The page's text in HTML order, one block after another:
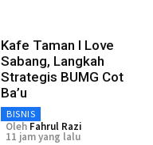
Kafe Taman I Love
Sabang, Langkah
Strategis BUMG Cot
Ba’u
BISNIS
Oleh Fahrul Razi
11 jam yang lalu